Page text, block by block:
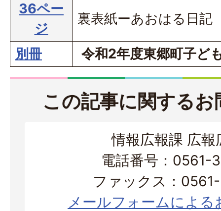
36ペー
ジ
裏表紙ーあおはる日記
別冊 令和2年度東郷町子ど
この記事に関する
情報広報課 広報
電話番号：0561-
ファックス：
メールフォームによる